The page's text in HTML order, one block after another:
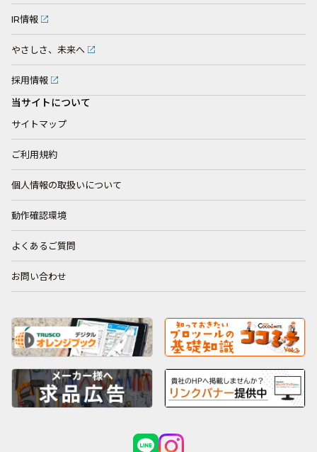
IR情報
やさしさ、未来へ
採用情報
当サイトについて
サイトマップ
ご利用規約
個人情報の取扱いについて
動作確認環境
よくあるご質問
お問い合わせ